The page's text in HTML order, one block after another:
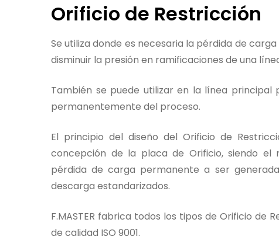
Orificio de Restricción
Se utiliza donde es necesaria la pérdida de
disminuir la presión en ramificaciones de una
También se puede utilizar en la línea principal
permanentemente del proceso.
El principio del diseño del Orificio de
concepción de la placa de Orificio, siendo el
pérdida de carga permanente a ser
descarga estandarizados.
F.MASTER fabrica todos los tipos de Orificio de
de calidad ISO 9001.